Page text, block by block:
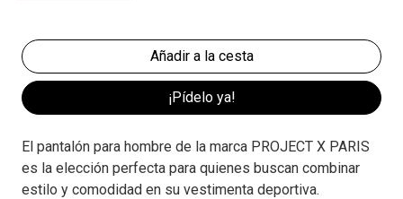
¡Pídelo ya!
El pantalón para hombre de la marca PROJECT X PARIS
es la elección perfecta para quienes buscan combinar
estilo y comodidad en su vestimenta deportiva.